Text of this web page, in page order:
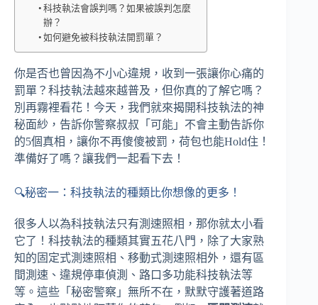
科技執法會誤判嗎？如果被誤判怎麼
辦？
如何避免被科技執法開罰單？
你是否也曾因為不小心違規，收到一張讓你心痛的
罰單？科技執法越來越普及，但你真的了解它嗎？
別再霧裡看花！今天，我們就來揭開科技執法的神
秘面紗，告訴你警察叔叔「可能」不會主動告訴你
的5個真相，讓你不再傻傻被罰，荷包也能Hold住！
準備好了嗎？讓我們一起看下去！
🔍秘密一：科技執法的種類比你想像的更多！
很多人以為科技執法只有測速照相，那你就太小看
它了！科技執法的種類其實五花八門，除了大家熟
知的固定式測速照相、移動式測速照相外，還有區
間測速、違規停車偵測、路口多功能科技執法等
等。這些「秘密警察」無所不在，默默守護著道路